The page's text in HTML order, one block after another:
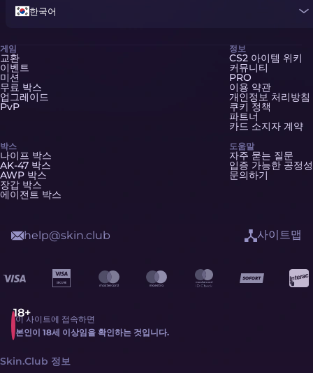
한국어
게임
교환
이벤트
미션
무료 박스
업그레이드
PvP
박스
나이프 박스
AK-47 박스
AWP 박스
장갑 박스
에이전트 박스
정보
CS2 아이템 위키
커뮤니티
PRO
이용 약관
개인정보 처리방침
쿠키 정책
파트너
카드 소지자 계약
도움말
자주 묻는 질문
입증 가능한 공정성
문의하기
이 사이트에 접속하면
본인이 18세 이상임을 확인하는 것입니다.
help@skin.club 사이트맵
Skin.Club 정보